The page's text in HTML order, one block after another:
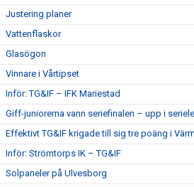
Justering planer
Vattenflaskor
Glasögon
Vinnare i Vårtipset
Inför: TG&IF – IFK Mariestad
Giff-juniorerna vann seriefinalen – upp i
Effektivt TG&IF krigade till sig tre poäng i
Inför: Strömtorps IK – TG&IF
Solpaneler på Ulvesborg